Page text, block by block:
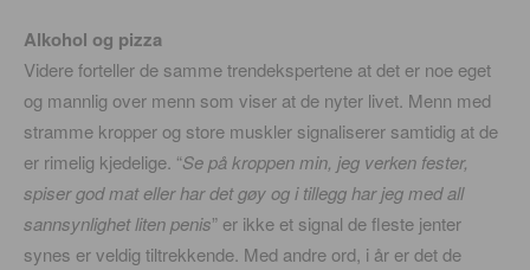
Alkohol og pizza
Videre forteller de samme trendekspertene at det er noe eget
og mannlig over menn som viser at de nyter livet. Menn med
stramme kropper og store muskler signaliserer samtidig at de
er rimelig kjedelige. “Se på kroppen min, jeg verken fester,
spiser god mat eller har det gøy og i tillegg har jeg med all
sannsynlighet liten penis” er ikke et signal de fleste jenter
synes er veldig tiltrekkende. Med andre ord, i år er det de